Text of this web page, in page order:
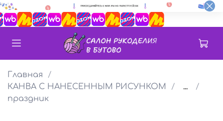
Главная
КАНВА С НАНЕСЕННЫМ РИСУНКОМ
...
праздник